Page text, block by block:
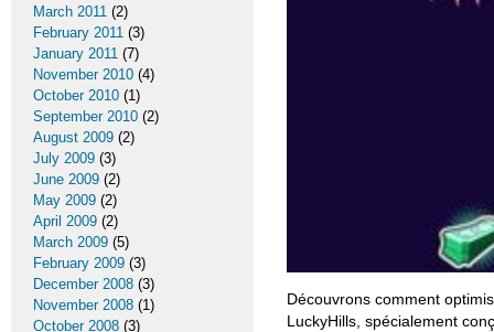
Découvrons comment
LuckyHills, spécialement
March 2011 (2)
February 2011 (3)
January 2011 (7)
November 2010 (4)
October 2010 (1)
September 2010 (2)
August 2009 (2)
July 2009 (3)
June 2009 (2)
May 2009 (2)
April 2009 (2)
March 2009 (5)
February 2009 (3)
December 2008 (3)
November 2008 (1)
October 2008 (3)